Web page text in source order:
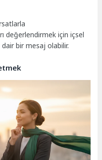
değerlendirmek için içsel
bir mesaj olabilir.